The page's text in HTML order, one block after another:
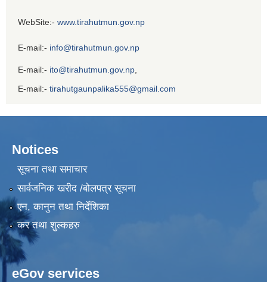
WebSite:- www.tirahutmun.gov.np
E-mail:- info@tirahutmun.gov.np
E-mail:- ito@tirahutmun.gov.np
E-mail:- tirahutgaunpalika555@gmail.com
Notices
सूचना तथा समाचार
सार्वजनिक खरीद /बोलपत्र सूचना
एन, कानुन तथा निर्देशिका
कर तथा शुल्कहरु
eGov services